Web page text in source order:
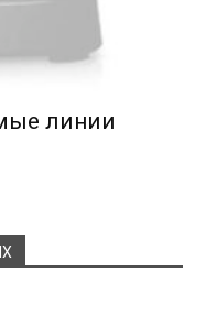
линии